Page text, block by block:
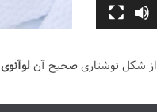
از شکل نوشتاری صحیح آن لوآنوی